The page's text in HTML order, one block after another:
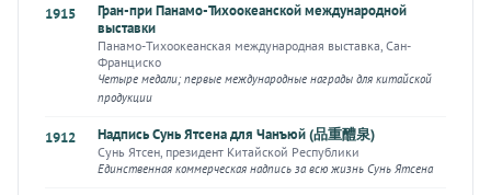
1915
Гран-при Панамо-Тихоокеанской международной
выставки
Панамо-Тихоокеанская международная выставка, Сан-
Франциско
Четыре медали; первые международные награды для китайской
продукции
1912 Надпись Сунь Ятсена для Чанъюй (品重醴泉)
Сунь Ятсен, президент Китайской Республики
Единственная коммерческая надпись за всю жизнь Сунь Ятсена